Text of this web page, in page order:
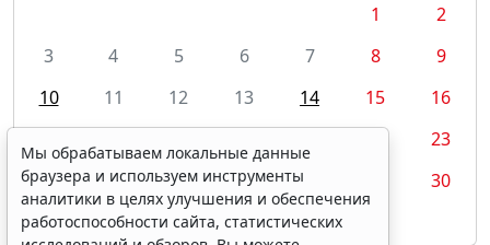
1
2
3
4 5 6 7 8
9
10
11 12 13 14 15
16
23
24
25 26 27 28
30
31
Мы обрабатываем локальные данные
браузера и используем инструменты
аналитики в целях улучшения и обеспечения
работоспособности сайта, статистических